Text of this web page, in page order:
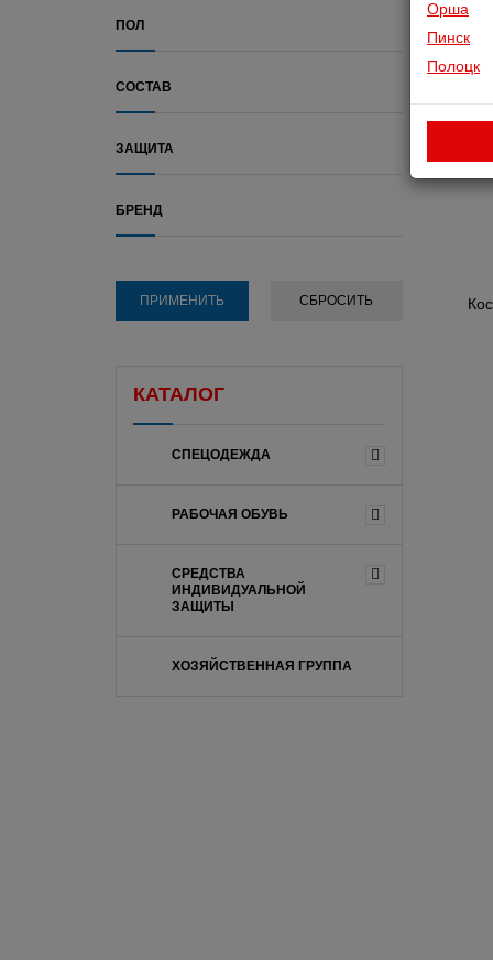
Орша
Пинск
Полоцк
ПОЛ
СОСТАВ
ЗАЩИТА
БРЕНД
КАТАЛОГ
СПЕЦОДЕЖДА
РАБОЧАЯ ОБУВЬ
СРЕДСТВА
ИНДИВИДУАЛЬНОЙ
ЗАЩИТЫ
ХОЗЯЙСТВЕННАЯ ГРУППА